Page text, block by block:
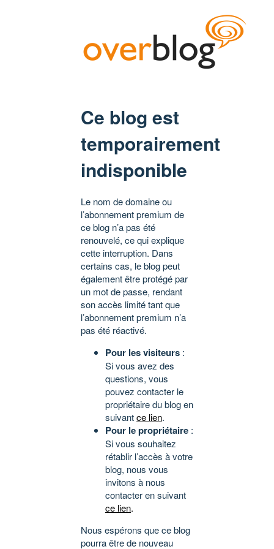
Ce blog est
temporairement
indisponible
Le nom de domaine ou
l’abonnement premium de
ce blog n’a pas été
renouvelé, ce qui explique
cette interruption. Dans
certains cas, le blog peut
également être protégé par
un mot de passe, rendant
son accès limité tant que
l’abonnement premium n’a
pas été réactivé.
Pour les visiteurs :
Si vous avez des
questions, vous
pouvez contacter le
propriétaire du blog en
suivantce lien.
Pour le propriétaire :
Si vous souhaitez
rétablir l’accès à votre
blog, nous vous
invitons à nous
contacter en suivant
ce lien.
Nous espérons que ce blog
pourra être de nouveau